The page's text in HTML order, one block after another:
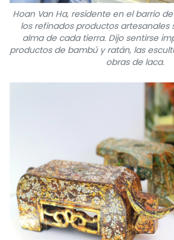
Hoan Van Ha, residente en el barrio
los refinados productos artesanales
alma de cada tierra. Dijo sentirse
productos de bambú y ratán, las
obras de laca.